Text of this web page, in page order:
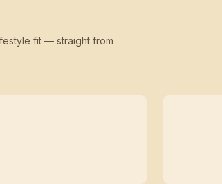
fit — straight from